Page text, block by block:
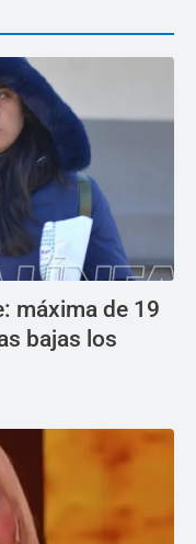
máxima de 19
bajas los